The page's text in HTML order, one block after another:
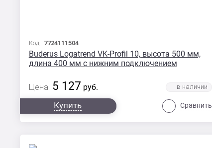
Код: 7724111504
Buderus Logatrend VK-Profil 10, высота 500 мм,
длина 400 мм с нижним подключением
Цена: 5 127 руб.
Купить Сравнить